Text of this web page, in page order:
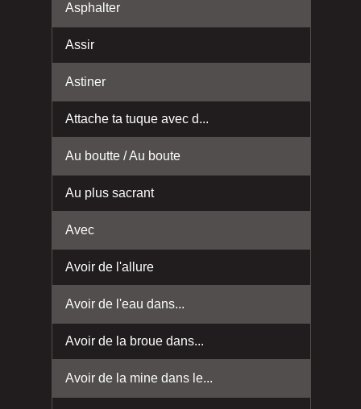
Asphalter
Assir
Astiner
Attache ta tuque avec d...
Au boutte / Au boute
Au plus sacrant
Avec
Avoir de l'allure
Avoir de l'eau dans...
Avoir de la broue dans...
Avoir de la mine dans le...